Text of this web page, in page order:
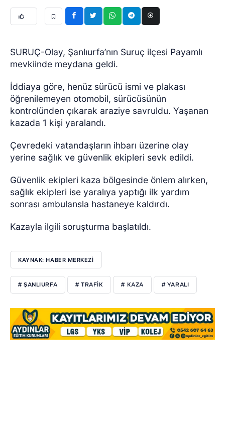
SURUÇ-Olay, Şanlıurfa’nın Suruç ilçesi Payamlı
mevkiinde meydana geldi.
İddiaya göre, henüz sürücü ismi ve plakası
öğrenilemeyen otomobil, sürücüsünün
kontrolünden çıkarak araziye savruldu. Yaşanan
kazada 1 kişi yaralandı.
Çevredeki vatandaşların ihbarı üzerine olay
yerine sağlık ve güvenlik ekipleri sevk edildi.
Güvenlik ekipleri kaza bölgesinde önlem alırken,
sağlık ekipleri ise yaralıya yaptığı ilk yardım
sonrası ambulansla hastaneye kaldırdı.
Kazayla ilgili soruşturma başlatıldı.
KAYNAK: HABER MERKEZİ
# ŞANLIURFA # TRAFİK # KAZA # YARALI